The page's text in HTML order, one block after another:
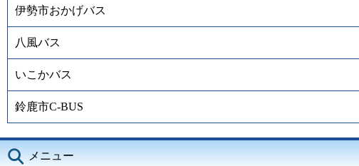
伊勢市おかげバス
八風バス
いこかバス
鈴鹿市C-BUS
メニュー